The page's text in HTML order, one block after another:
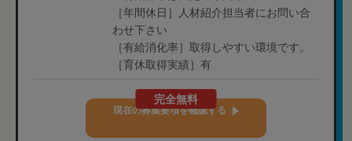
［年間休日］人材紹介担当者にお問い合
わせ下さい
［有給消化率］取得しやすい環境です。
［育休取得実績］有
完全無料
現在の募集要項を確認する